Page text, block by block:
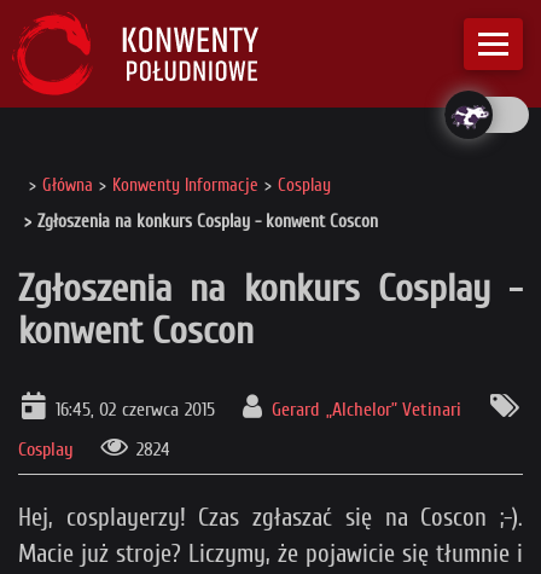
Główna Konwenty Informacje
Cosplay
Zgłoszenia na konkurs Cosplay - konwent Coscon
Zgłoszenia na konkurs Cosplay -
konwent Coscon
16:45, 02 czerwca 2015
Gerard „Alchelor” Vetinari
Cosplay
2824
Hej, cosplayerzy! Czas zgłaszać się na Coscon ;-).
Macie już stroje? Liczymy, że pojawicie się tłumnie i